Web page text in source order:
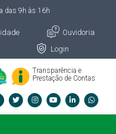
das 9h às 16h
Ouvidoria
Login
Transparência e
Prestação de Contas